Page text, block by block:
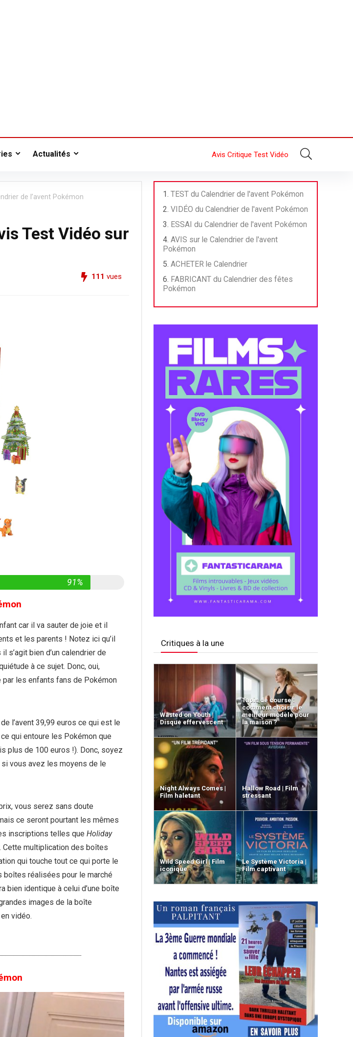
Actualités Avis Critique Test Vidéo
de l’avent Pokémon
Test Vidéo sur
111 vues
91%
car il va sauter de joie et il
et les parents ! Notez ici qu’il
s’agit bien d’un calendrier de
à ce sujet. Donc, oui,
par les enfants fans de Pokémon
l’avent 39,99 euros ce qui est le
qui entoure les Pokémon que
plus de 100 euros !). Donc, soyez
si vous avez les moyens de le
vous serez sans doute
ce seront pourtant les mêmes
inscriptions telles que Holiday
. Cette multiplication des boîtes
qui touche tout ce qui porte le
boîtes réalisées pour le marché
bien identique à celui d’une boîte
images de la boîte
vidéo.
TEST du Calendrier de l'avent Pokémon
VIDÉO du Calendrier de l'avent Pokémon
ESSAI du Calendrier de l'avent Pokémon
AVIS sur le Calendrier de l'avent
Pokémon
ACHETER le Calendrier
FABRICANT du Calendrier des fêtes
Pokémon
Critiques à la une
Wasted on Youth |
Disque effervescent
Tapis de course :
comment choisir le
meilleur modèle pour
la maison ?
Night Always Comes |
Film haletant
Hallow Road | Film
stressant
Wild Speed Girl | Film
iconique
Le Système Victoria |
Film captivant